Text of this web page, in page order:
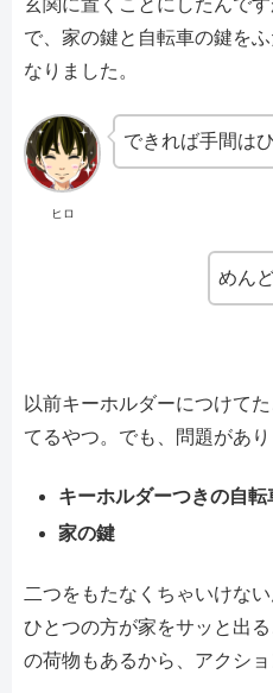
で、家の鍵と自転車の鍵を
なりました。
ヒロ
できれば手間は
めん
以前キーホルダーにつけて
てるやつ。でも、問題があり
キーホルダーつきの自転
家の鍵
二つをもたなくちゃいけな
ひとつの方が家をサッと出
の荷物もあるから、アクシ